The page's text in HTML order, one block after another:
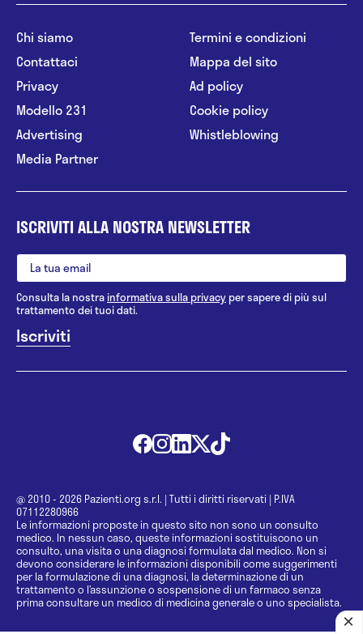
Chi siamo
Contattaci
Privacy
Modello 231
Advertising
Media Partner
Termini e condizioni
Mappa del sito
Ad policy
Cookie policy
Whistleblowing
ISCRIVITI ALLA NOSTRA NEWSLETTER
Consulta la nostrainformativa sulla privacy per sapere di più sul
trattamento dei tuoi dati.
@ 2010 - 2026 Pazienti.org s.r.l. | Tutti i diritti riservati | P.IVA
07112280966
Le informazioni proposte in questo sito non sono un consulto
medico. In nessun caso, queste informazioni sostituiscono un
consulto, una visita o una diagnosi formulata dal medico. Non si
devono considerare le informazioni disponibili come suggerimenti
per la formulazione di una diagnosi, la determinazione di un
trattamento o l’assunzione o sospensione di un farmaco senza
prima consultare un medico di medicina generale o uno specialista.